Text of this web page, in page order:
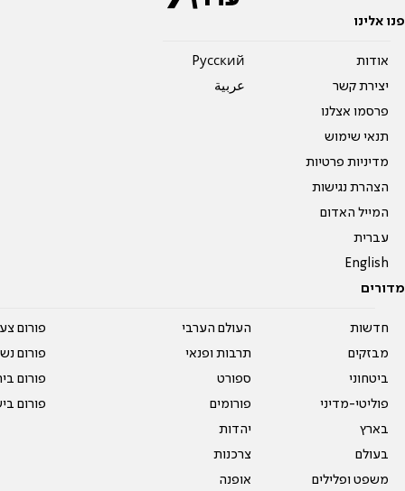
פנו אלינו
אודות
יצירת קשר
פרסמו אצלנו
תנאי שימוש
מדיניות פרטיות
הצהרת נגישות
המייל האדום
עברית
English
Pусский
عربية
מדורים
חדשות
מבזקים
ביטחוני
פוליטי-מדיני
בארץ
בעולם
משפט ופלילים
העולם הערבי
תרבות ופנאי
ספורט
פורומים
יהדות
צרכנות
אופנה
פורום
פורום
פורום
פורום